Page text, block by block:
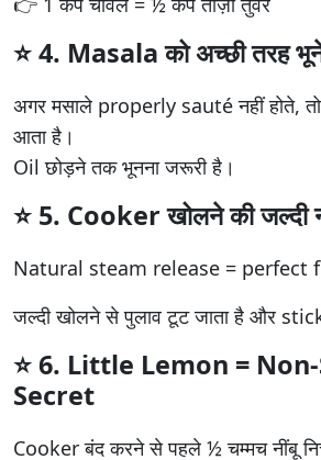
⭐ 4. Masala को अच्छी तरह
अगर मसाले properly sauté नहीं होते, तो
आता है।
Oil छोड़ने तक भूनना जरूरी है।
⭐ 5. Cooker खोलने की जल्दी
Natural steam release =
जल्दी खोलने से पुलाव टूट जाता है और
⭐ 6. Little Lemon =
Secret
Cooker बंद करने से पहले ½ चम्मच नींबू